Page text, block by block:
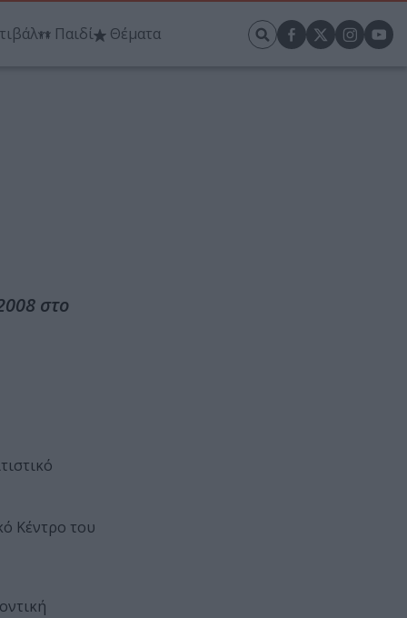
Παιδί Θέματα
στο
Κέντρο του